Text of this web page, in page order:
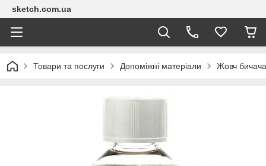
sketch.com.ua
Товари та послуги Допоміжні матеріали Жовч